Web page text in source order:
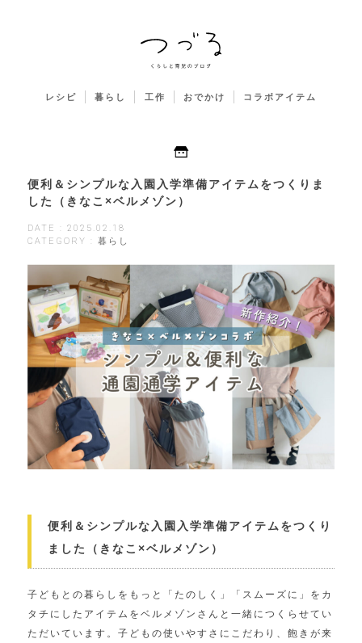
レシピ 暮らし 工作 おでかけ コラボアイテム
便利＆シンプルな入園入学準備アイテムをつくりま
した（きなこ×ベルメゾン）
DATE : 2025.02.18
CATEGORY : 暮らし
便利＆シンプルな入園入学準備アイテムをつくり
ました（きなこ×ベルメゾン）
子どもとの暮らしをもっと「たのしく」「スムーズに」をカ
タチにしたアイテムをベルメゾンさんと一緒につくらせてい
ただいています。子どもの使いやすさにこだわり、飽きが来